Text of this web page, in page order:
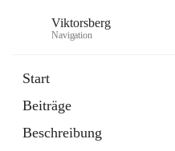
Viktorsberg
Navigation
Start
Beiträge
Beschreibung
1 Schnellzugriff